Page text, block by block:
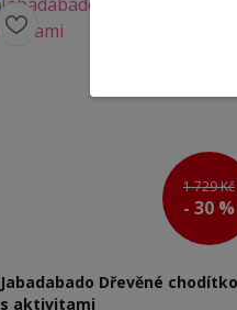
1 729 Kč
- 30 %
Jabadabado Dřevěné chodítko
s aktivitami